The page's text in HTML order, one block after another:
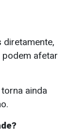
afetar
ainda